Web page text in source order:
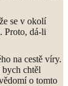
se v okolí
Proto, dá-li
na cestě víry.
chtěl
o tomto